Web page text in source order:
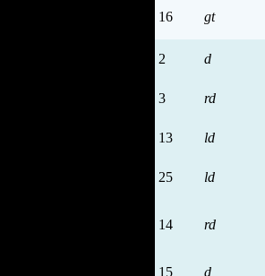
16 gt
2 d
3 rd
13 ld
25 ld
14 rd
15 d